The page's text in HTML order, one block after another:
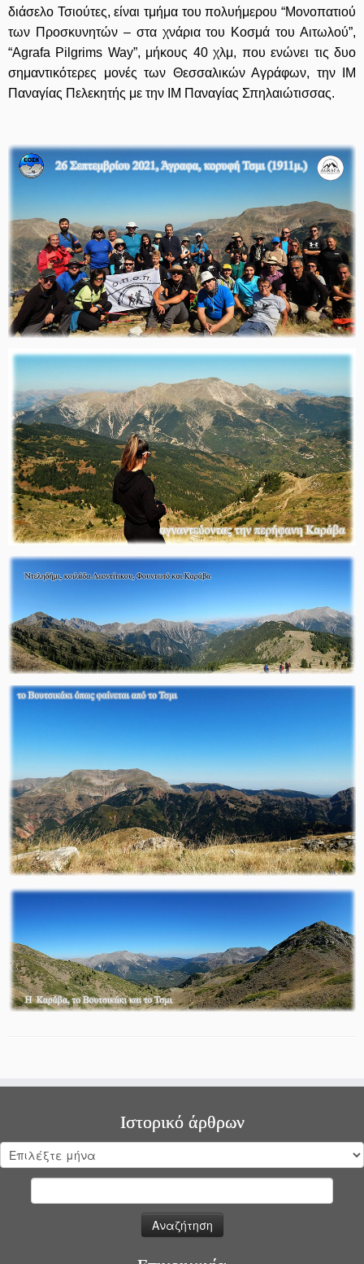
διάσελο Τσιούτες, είναι τμήμα του πολυήμερου “Μονοπατιού
των Προσκυνητών – στα χνάρια του Κοσμά του Αιτωλού”,
“Agrafa Pilgrims Way”, μήκους 40 χλμ, που ενώνει τις δυο
σημαντικότερες μονές των Θεσσαλικών Αγράφων, την ΙΜ
Παναγίας Πελεκητής με την ΙΜ Παναγίας Σπηλαιώτισσας.
Ιστορικό άρθρων
Ιστορικό
άρθρων